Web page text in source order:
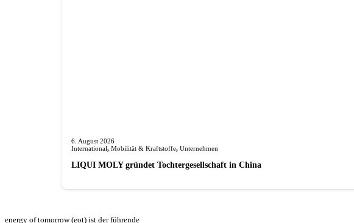
6. August 2026
International, Mobilität & Kraftstoffe, Unternehmen
LIQUI MOLY gründet Tochterge­sellschaft in China
energy of tomorrow (eot) ist der führende